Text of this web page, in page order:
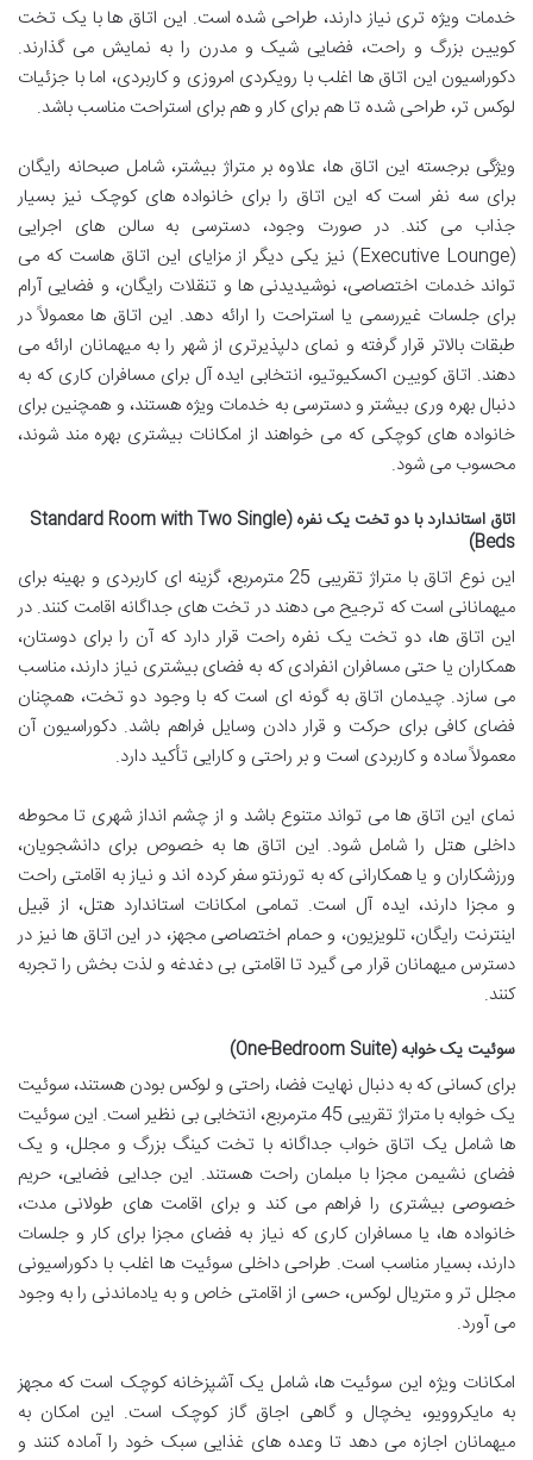
خدمات ویژه تری نیاز دارند، طراحی شده است. این اتاق ها با یک تخت
کویین بزرگ و راحت، فضایی شیک و مدرن را به نمایش می گذارند.
دکوراسیون این اتاق ها اغلب با رویکردی امروزی و کاربردی، اما با جزئیات
لوکس تر، طراحی شده تا هم برای کار و هم برای استراحت مناسب باشد.
ویژگی برجسته این اتاق ها، علاوه بر متراژ بیشتر، شامل صبحانه رایگان
برای سه نفر است که این اتاق را برای خانواده های کوچک نیز بسیار
جذاب می کند. در صورت وجود، دسترسی به سالن های اجرایی
(Executive Lounge) نیز یکی دیگر از مزایای این اتاق هاست که می
تواند خدمات اختصاصی، نوشیدیدنی ها و تنقلات رایگان، و فضایی آرام
برای جلسات غیررسمی یا استراحت را ارائه دهد. این اتاق ها معمولاً در
طبقات بالاتر قرار گرفته و نمای دلپذیرتری از شهر را به میهمانان ارائه می
دهند. اتاق کویین اکسکیوتیو، انتخابی ایده آل برای مسافران کاری که به
دنبال بهره وری بیشتر و دسترسی به خدمات ویژه هستند، و همچنین برای
خانواده های کوچکی که می خواهند از امکانات بیشتری بهره مند شوند،
محسوب می شود.
اتاق استاندارد با دو تخت یک نفره (Standard Room with Two Single
Beds)
این نوع اتاق با متراژ تقریبی 25 مترمربع، گزینه ای کاربردی و بهینه برای
میهمانانی است که ترجیح می دهند در تخت های جداگانه اقامت کنند. در
این اتاق ها، دو تخت یک نفره راحت قرار دارد که آن را برای دوستان،
همکاران یا حتی مسافران انفرادی که به فضای بیشتری نیاز دارند، مناسب
می سازد. چیدمان اتاق به گونه ای است که با وجود دو تخت، همچنان
فضای کافی برای حرکت و قرار دادن وسایل فراهم باشد. دکوراسیون آن
معمولاً ساده و کاربردی است و بر راحتی و کارایی تأکید دارد.
نمای این اتاق ها می تواند متنوع باشد و از چشم انداز شهری تا محوطه
داخلی هتل را شامل شود. این اتاق ها به خصوص برای دانشجویان،
ورزشکاران و یا همکارانی که به تورنتو سفر کرده اند و نیاز به اقامتی راحت
و مجزا دارند، ایده آل است. تمامی امکانات استاندارد هتل، از قبیل
اینترنت رایگان، تلویزیون، و حمام اختصاصی مجهز، در این اتاق ها نیز در
دسترس میهمانان قرار می گیرد تا اقامتی بی دغدغه و لذت بخش را تجربه
کنند.
سوئیت یک خوابه (One-Bedroom Suite)
برای کسانی که به دنبال نهایت فضا، راحتی و لوکس بودن هستند، سوئیت
یک خوابه با متراژ تقریبی 45 مترمربع، انتخابی بی نظیر است. این سوئیت
ها شامل یک اتاق خواب جداگانه با تخت کینگ بزرگ و مجلل، و یک
فضای نشیمن مجزا با مبلمان راحت هستند. این جدایی فضایی، حریم
خصوصی بیشتری را فراهم می کند و برای اقامت های طولانی مدت،
خانواده ها، یا مسافران کاری که نیاز به فضای مجزا برای کار و جلسات
دارند، بسیار مناسب است. طراحی داخلی سوئیت ها اغلب با دکوراسیونی
مجلل تر و متریال لوکس، حسی از اقامتی خاص و به یادماندنی را به وجود
می آورد.
امکانات ویژه این سوئیت ها، شامل یک آشپزخانه کوچک است که مجهز
به مایکروویو، یخچال و گاهی اجاق گاز کوچک است. این امکان به
میهمانان اجازه می دهد تا وعده های غذایی سبک خود را آماده کنند و